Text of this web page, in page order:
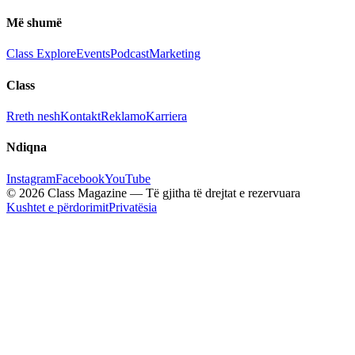
Më shumë
Class ExploreEventsPodcastMarketing
Class
Rreth neshKontaktReklamoKarriera
Ndiqna
InstagramFacebookYouTube
© 2026 Class Magazine — Të gjitha të drejtat e rezervuara
Kushtet e përdorimitPrivatësia